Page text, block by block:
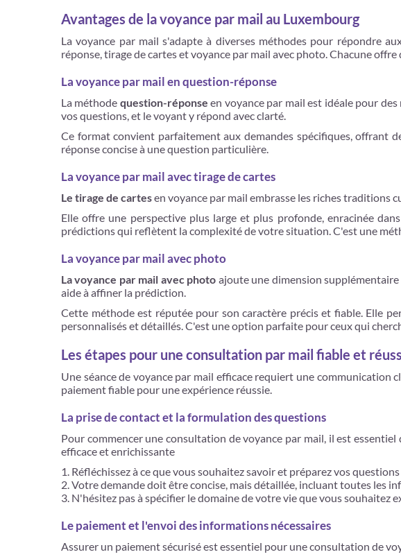
Avantages de la voyance par mail au Luxembourg
La voyance par mail s'adapte à diverses méthodes pour répondre
réponse, tirage de cartes et voyance par mail avec photo. Chacune
La voyance par mail en question-réponse
La méthode question-réponse en voyance par mail est idéale pour
vos questions, et le voyant y répond avec clarté.
Ce format convient parfaitement aux demandes spécifiques, offrant
réponse concise à une question particulière.
La voyance par mail avec tirage de cartes
Le tirage de cartesen voyance par mail embrasse les riches
Elle offre une perspective plus large et plus profonde, enracinée
prédictions qui reflètent la complexité de votre situation. C'est une
La voyance par mail avec photo
La voyance par mail avec photo ajoute une dimension
aide à affiner la prédiction.
Cette méthode est réputée pour son caractère précis et fiable. Elle
personnalisés et détaillés. C'est une option parfaite pour ceux qui
Les étapes pour une consultation par mail fiable et
Une séance de voyance par mail efficace requiert une
paiement fiable pour une expérience réussie.
La prise de contact et la formulation des questions
Pour commencer une consultation de voyance par mail, il est
efficace et enrichissante
Réfléchissez à ce que vous souhaitez savoir et préparez vos
Votre demande doit être concise, mais détaillée, incluant toutes les
N'hésitez pas à spécifier le domaine de votre vie que vous souhaitez
Le paiement et l'envoi des informations nécessaires
Assurer un paiement sécurisé est essentiel pour une consultation de